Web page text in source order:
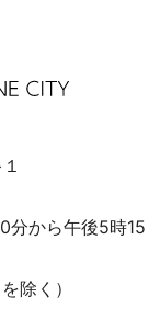
分から午後5時15
除く）